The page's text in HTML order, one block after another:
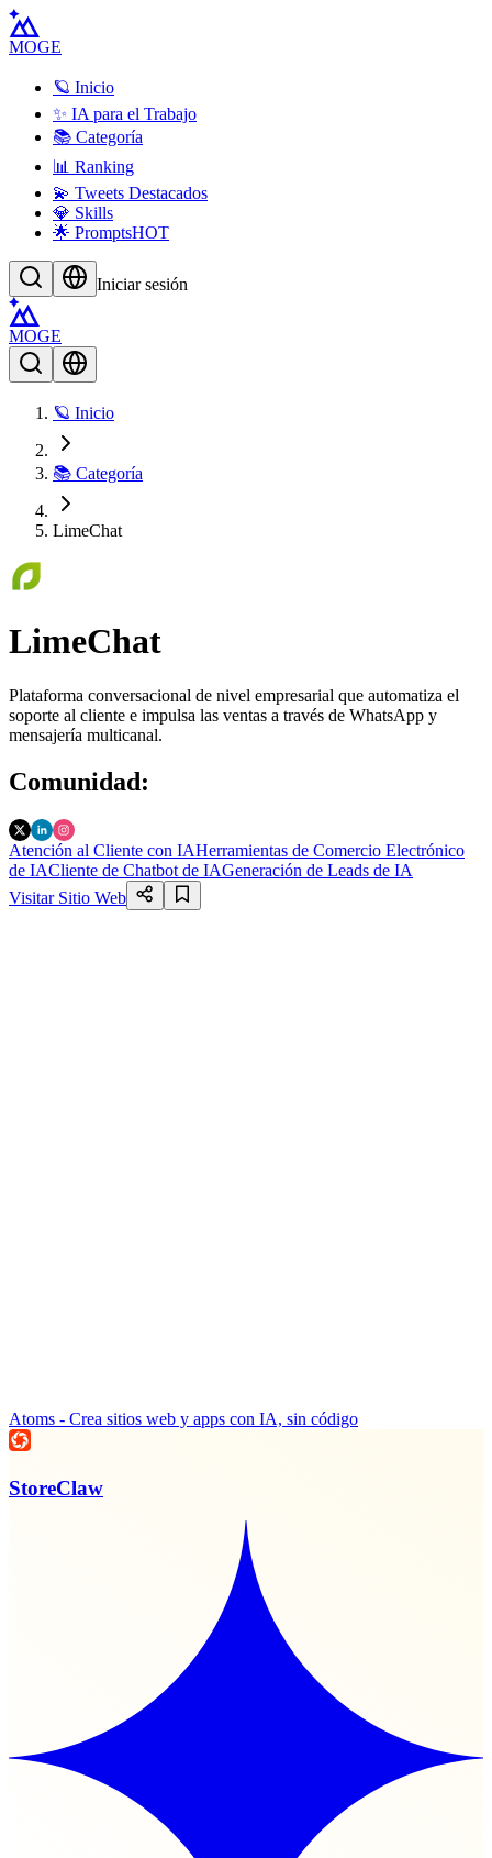
MOGE
🪐 Inicio
✨ IA para el Trabajo
📚 Categoría
📊 Ranking
💫 Tweets Destacados
💎 Skills
🌟 PromptsHOT
Iniciar sesión
MOGE
🪐 Inicio
📚 Categoría
LimeChat
LimeChat
Plataforma conversacional de nivel empresarial que automatiza el
soporte al cliente e impulsa las ventas a través de WhatsApp y
mensajería multicanal.
Comunidad:
Atención al Cliente con IAHerramientas de Comercio Electrónico
de IACliente de Chatbot de IAGeneración de Leads de IA
Visitar Sitio Web
Atoms - Crea sitios web y apps con IA, sin código
StoreClaw